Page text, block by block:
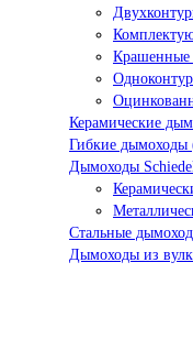
Крашенные
Керамические
Гибкие дымоходы
Дымоходы Schiedel
Стальные
Дымоходы из